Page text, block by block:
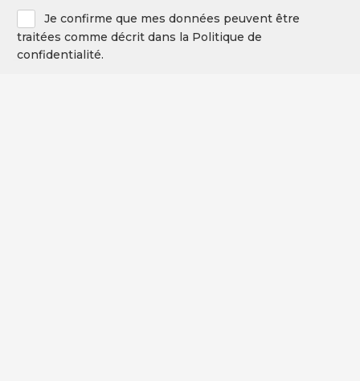
Privacy
Policy
Je confirme que mes données peuvent être
traitées comme décrit dans la Politique de
confidentialité.